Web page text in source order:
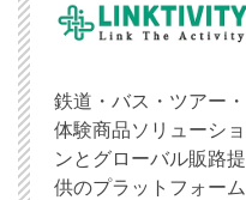
鉄道・バス・ツアー・
体験商品ソリューショ
ンとグローバル販路提
供のプラットフォーム